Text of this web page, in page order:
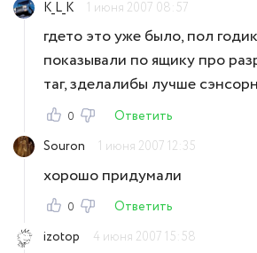
K_L_K
1 июня 2007 08:57
гдето это уже было, пол
показывали по ящику про
таг, зделалибы лучше
0
Ответить
Souron
1 июня 2007 12:35
хорошо придумали
0
Ответить
izotop
4 июня 2007 15:58